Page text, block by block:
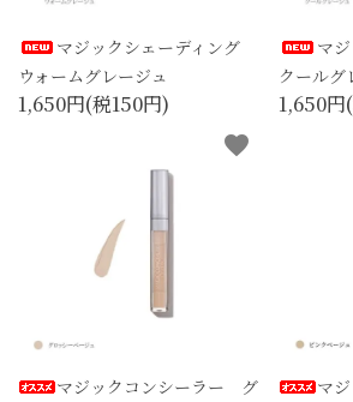
マジックシェーディング
ウォームグレージュ
1,650円(税150円)
マ
クールグ
1,650円
マジックコンシーラー グ
favorite
マ